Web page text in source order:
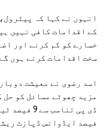
انہوں نے کہا کہ
کے اقدامات کافی نہیں
خسارے کو کم کرنے اور
سخت اقدامات کرنے ہوں
اسد رضوی نے معیشت
مزید چھوٹے مسائل کو حل
فیصد ایڈوانس ڈپازٹ